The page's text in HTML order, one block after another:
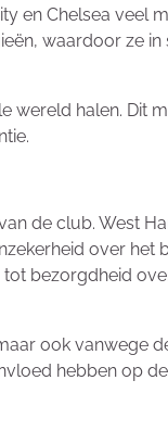
en Chelsea veel
waardoor ze in
wereld halen. Dit
de club. West
over het
bezorgdheid
ook vanwege
hebben op